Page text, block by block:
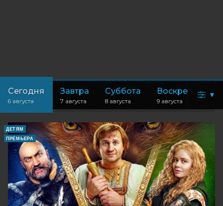
Сегодня
6 августа
Завтра
7 августа
Суббота
8 августа
Воскресенье
9 августа
▾
ДЕТЯМ
ПРЕМЬЕРА